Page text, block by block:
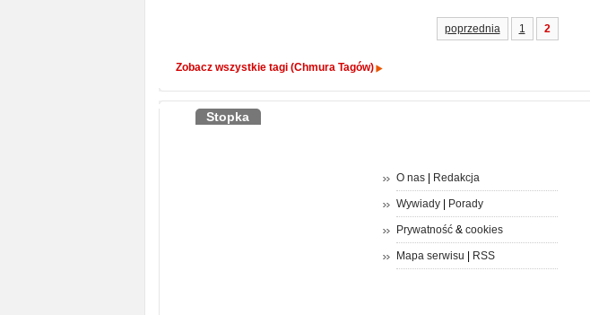
poprzednia 1 2
Zobacz wszystkie tagi (Chmura Tagów)
Stopka
O nas| Redakcja
Wywiady| Porady
Prywatność& cookies
Mapa serwisu | RSS